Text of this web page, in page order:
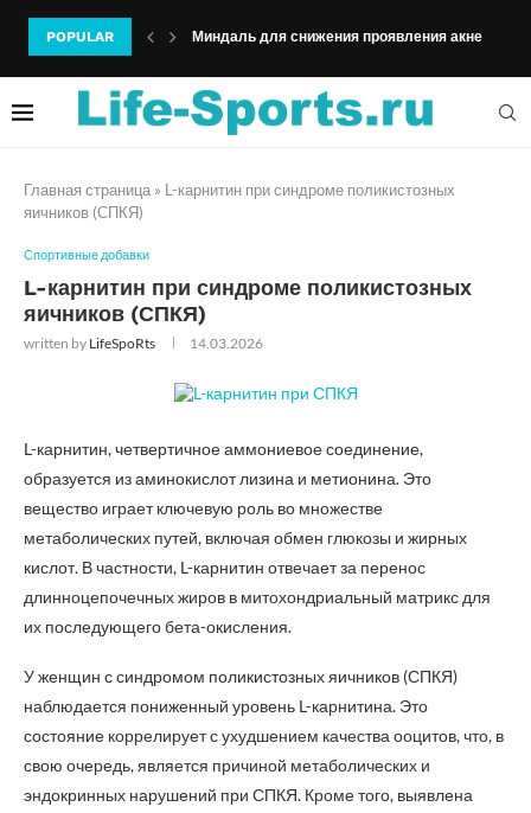
POPULAR Миндаль для снижения проявления акне
Главная страница » L-карнитин при синдроме поликистозных
яичников (СПКЯ)
Спортивные добавки
L-карнитин при синдроме поликистозных
яичников (СПКЯ)
written by LifeSpoRts 14.03.2026
L-карнитин, четвертичное аммониевое соединение,
образуется из аминокислот лизина и метионина. Это
вещество играет ключевую роль во множестве
метаболических путей, включая обмен глюкозы и жирных
кислот. В частности, L-карнитин отвечает за перенос
длинноцепочечных жиров в митохондриальный матрикс для
их последующего бета-окисления.
У женщин с синдромом поликистозных яичников (СПКЯ)
наблюдается пониженный уровень L-карнитина. Это
состояние коррелирует с ухудшением качества ооцитов, что, в
свою очередь, является причиной метаболических и
эндокринных нарушений при СПКЯ. Кроме того, выявлена